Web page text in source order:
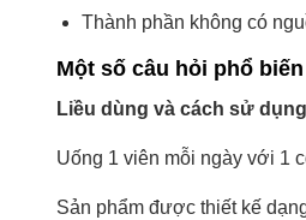
Thành phần không có
Một số câu hỏi phổ
Liều dùng và cách sử
Uống 1 viên mỗi ngày với 1
Sản phẩm được thiết kế